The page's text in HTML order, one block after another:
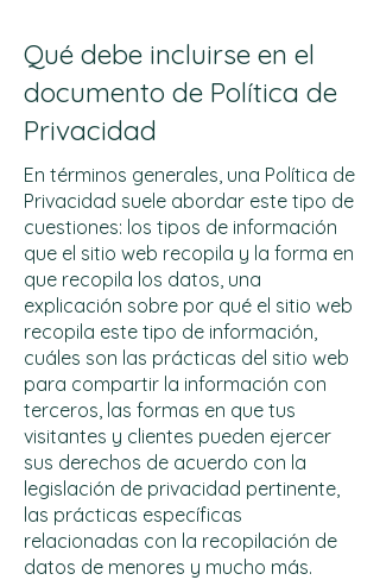
Qué debe incluirse en el
documento de Política de
Privacidad
En términos generales, una Política de
Privacidad suele abordar este tipo de
cuestiones: los tipos de información
que el sitio web recopila y la forma en
que recopila los datos, una
explicación sobre por qué el sitio web
recopila este tipo de información,
cuáles son las prácticas del sitio web
para compartir la información con
terceros, las formas en que tus
visitantes y clientes pueden ejercer
sus derechos de acuerdo con la
legislación de privacidad pertinente,
las prácticas específicas
relacionadas con la recopilación de
datos de menores y mucho más.